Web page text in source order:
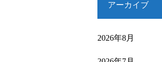
アーカイブ
2026年8月